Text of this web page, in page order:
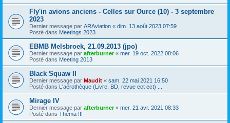
Fly'in avions anciens - Celles sur Ource (10) - 3 septembre
2023
Dernier message par ARAviation « dim. 13 août 2023 07:59
Posté dans Meetings 2023
EBMB Melsbroek, 21.09.2013 (jpo)
Dernier message par afterburner« mer. 19 oct. 2022 08:06
Posté dans Meeting 2013
Black Squaw II
Dernier message par Maudit « sam. 22 mai 2021 16:50
Posté dans L'aérothèque (Livre, BD, revue ect ect) ...
Mirage IV
Dernier message par afterburner« mer. 21 avr. 2021 08:33
Posté dans Théma !!!